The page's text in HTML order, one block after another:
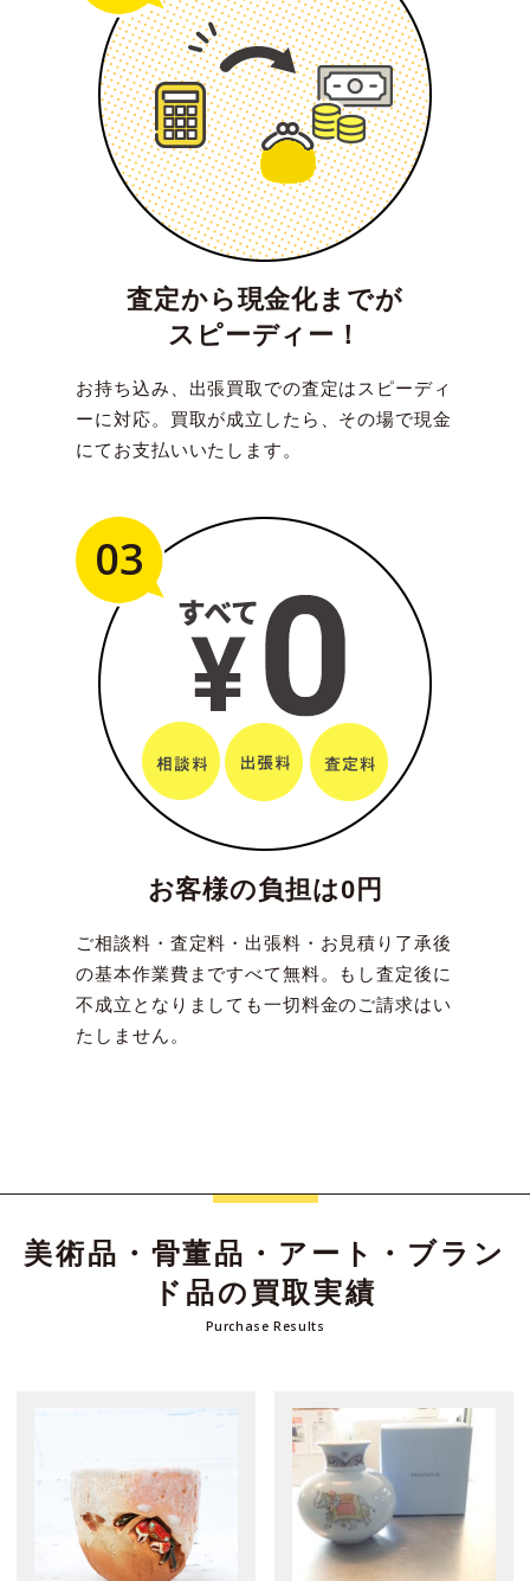
査定から現金化までが
スピーディー！
お持ち込み、出張買取での査定はスピーディ
ーに対応。買取が成立したら、その場で現金
にてお支払いいたします。
03
お客様の負担は0円
ご相談料・査定料・出張料・お見積り了承後
の基本作業費まですべて無料。もし査定後に
不成立となりましても一切料金のご請求はい
たしません。
美術品・骨董品・アート・ブラン
ド品の買取実績
Purchase Results